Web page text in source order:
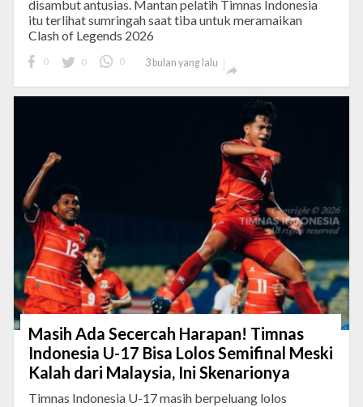
disambut antusias. Mantan pelatih Timnas Indonesia
itu terlihat sumringah saat tiba untuk meramaikan
Clash of Legends 2026
0 0 0 3 bulan yang lalu

Masih Ada Secercah Harapan! Timnas
Indonesia U-17 Bisa Lolos Semifinal Meski
Kalah dari Malaysia, Ini Skenarionya
Timnas Indonesia U-17 masih berpeluang lolos